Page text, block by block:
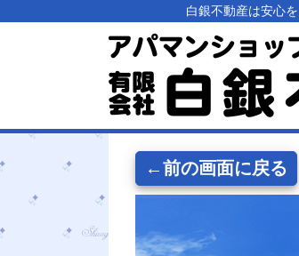
白銀不動産は安心
←前の画面に戻る